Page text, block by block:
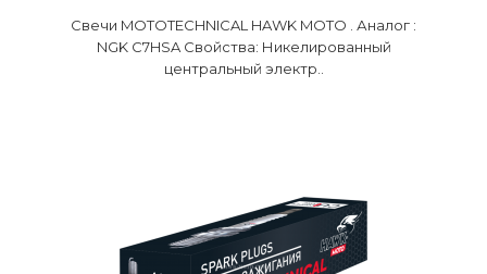
Свечи MOTOTECHNICAL HAWK MOTO . Аналог :
NGK C7HSA Свойства: Никелированный
центральный электр..